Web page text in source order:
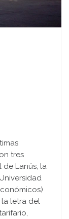
tres
de Lanús, la
letra del